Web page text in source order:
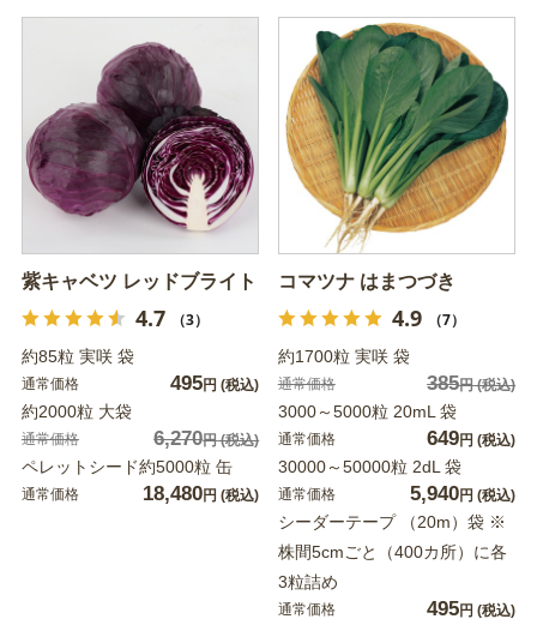
紫キャベツ レッドブライト
4.7 （3）
約85粒 実咲 袋
通常価格 495円 (税込)
約2000粒 大袋
通常価格 6,270円(税込)
ペレットシード約5000粒 缶
通常価格 18,480円 (税込)
コマツナ はまつづき
4.9 （7）
約1700粒 実咲 袋
通常価格 385円(税込)
3000～5000粒 20mL 袋
通常価格 649円 (税込)
30000～50000粒 2dL 袋
通常価格 5,940円 (税込)
シーダーテープ （20m）袋 ※
株間5cmごと（400カ所）に各
3粒詰め
通常価格 495円 (税込)